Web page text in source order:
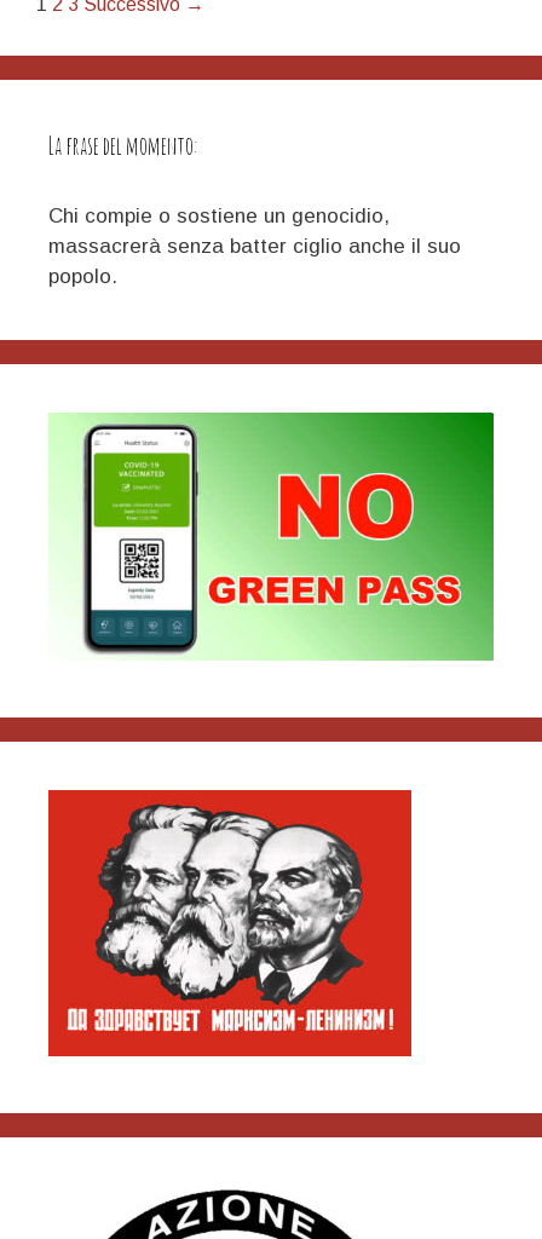
1 2 3 Successivo →
La frase del momento:
Chi compie o sostiene un genocidio,
massacrerà senza batter ciglio anche il suo
popolo.